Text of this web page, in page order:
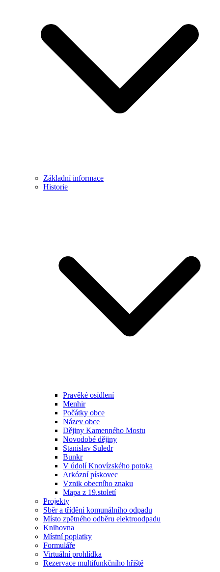
Základní informace
Historie
Pravěké osídlení
Menhir
Počátky obce
Název obce
Dějiny Kamenného Mostu
Novodobé dějiny
Stanislav Suledr
Bunkr
V údolí Knovízského potoka
Arkózní pískovec
Vznik obecního znaku
Mapa z 19.století
Projekty
Sběr a třídění komunálního odpadu
Místo zpětného odběru elektroodpadu
Knihovna
Místní poplatky
Formuláře
Virtuální prohlídka
Rezervace multifunkčního hřiště